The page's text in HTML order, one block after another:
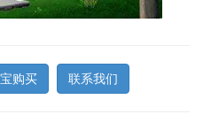
购买 联系我们